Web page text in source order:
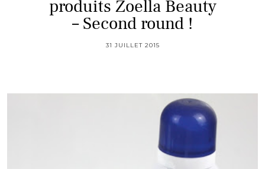
produits Zoella Beauty
– Second round !
31 JUILLET 2015